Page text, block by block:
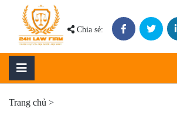
content
Chia sẻ:
Trang chủ >